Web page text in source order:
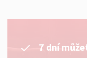
7 dní